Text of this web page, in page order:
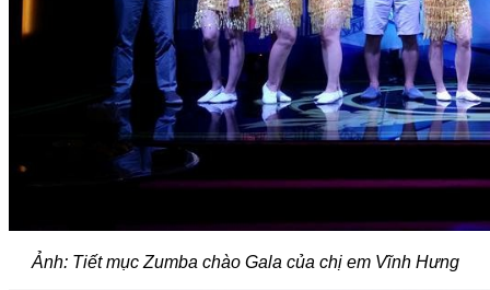
Ảnh: Tiết mục Zumba chào Gala của chị em Vĩnh Hưng